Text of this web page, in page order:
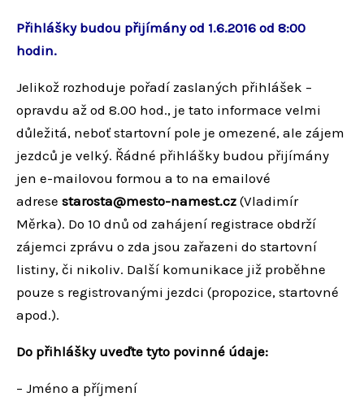
Přihlášky budou přijímány od 1.6.2016 od 8:00
hodin.
Jelikož rozhoduje pořadí zaslaných přihlášek –
opravdu až od 8.00 hod., je tato informace velmi
důležitá, neboť startovní pole je omezené, ale zájem
jezdců je velký. Řádné přihlášky budou přijímány
jen e-mailovou formou a to na emailové
adrese starosta@mesto-namest.cz (Vladimír
Měrka). Do 10 dnů od zahájení registrace obdrží
zájemci zprávu o zda jsou zařazeni do startovní
listiny, či nikoliv. Další komunikace již proběhne
pouze s registrovanými jezdci (propozice, startovné
apod.).
Do přihlášky uveďte tyto povinné údaje:
– Jméno a příjmení